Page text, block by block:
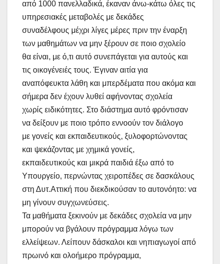
από 1000 πανελλαδικά, έκαναν άνω-κάτω όλες τις
υπηρεσιακές μεταβολές με δεκάδες
συναδέλφους μέχρι λίγες μέρες πριν την έναρξη
των μαθημάτων να μην ξέρουν σε ποιο σχολείο
θα είναι, με ό,τι αυτό συνεπάγεται για αυτούς και
τις οικογένειές τους. Έγιναν αιτία για
αναπόφευκτα λάθη και μπερδέματα που ακόμα και
σήμερα δεν έχουν λυθεί αφήνοντας σχολεία
χωρίς ειδικότητες. Στο διάστημα αυτό φρόντισαν
να δείξουν με ποιο τρόπο εννοούν τον διάλογο
με γονείς και εκπαιδευτικούς, ξυλοφορτώνοντας
και ψεκάζοντας με χημικά γονείς,
εκπαιδευτικούς και μικρά παιδιά έξω από το
Υπουργείο, περνώντας χειροπέδες σε δασκάλους
στη Δυτ.Αττική που διεκδικούσαν το αυτονόητο: να
μη γίνουν συγχωνεύσεις.
Τα μαθήματα ξεκινούν με δεκάδες σχολεία να μην
μπορούν να βγάλουν πρόγραμμα λόγω των
ελλείψεων. Λείπουν δάσκαλοι και νηπιαγωγοί από
πρωινό και ολοήμερο πρόγραμμα,